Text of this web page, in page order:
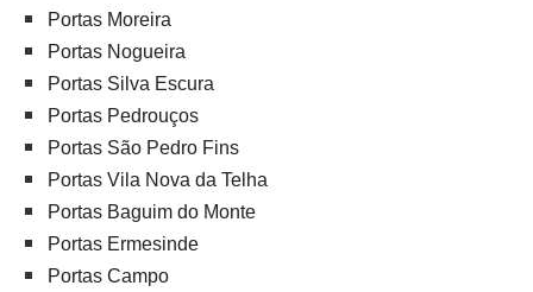
Portas Moreira
Portas Nogueira
Portas Silva Escura
Portas Pedrouços
Portas São Pedro Fins
Portas Vila Nova da Telha
Portas Baguim do Monte
Portas Ermesinde
Portas Campo